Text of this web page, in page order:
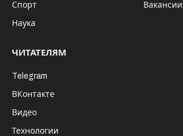
Спорт
Наука
Вакансии
ЧИТАТЕЛЯМ
Telegram
ВКонтакте
Видео
Технологии